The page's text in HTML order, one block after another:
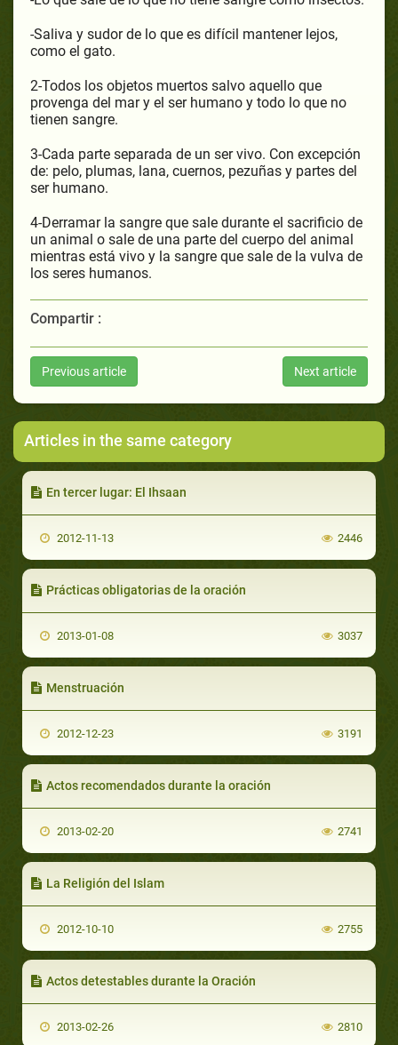
-Saliva y sudor de lo que es difícil mantener lejos,
como el gato.
2-Todos los objetos muertos salvo aquello que
provenga del mar y el ser humano y todo lo que no
tienen sangre.
3-Cada parte separada de un ser vivo. Con excepción
de: pelo, plumas, lana, cuernos, pezuñas y partes del
ser humano.
4-Derramar la sangre que sale durante el sacrificio de
un animal o sale de una parte del cuerpo del animal
mientras está vivo y la sangre que sale de la vulva de
los seres humanos.
Compartir :
Previous article Next article
Articles in the same category
En tercer lugar: El Ihsaan
2012-11-13 2446
Prácticas obligatorias de la oración
2013-01-08 3037
Menstruación
2012-12-23 3191
Actos recomendados durante la oración
2013-02-20 2741
La Religión del Islam
2012-10-10 2755
Actos detestables durante la Oración
2013-02-26 2810